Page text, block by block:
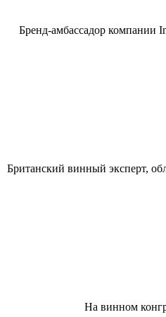
Бренд-амбассадор компании
Британский винный эксперт,
На винном